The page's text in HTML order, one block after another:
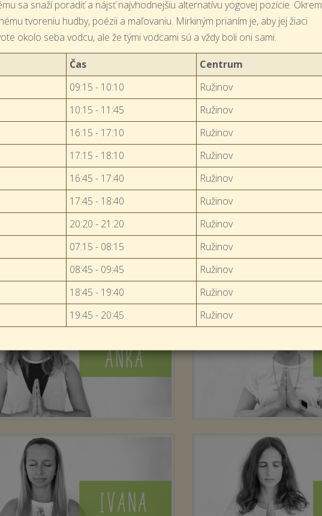
sa snaží poradiť a nájsť najvhodnejšiu alternatívu yogovej pozície. Okrem
tvoreniu hudby, poézii a maľovaniu. Mirkiným prianím je, aby jej žiaci
okolo seba vodcu, ale že tými vodcami sú a vždy boli oni sami.
Čas
Centrum
09:15 - 10:10
Ružinov
10:15 - 11:45
Ružinov
16:15 - 17:10
Ružinov
17:15 - 18:10
Ružinov
16:45 - 17:40
Ružinov
17:45 - 18:40
Ružinov
20:20 - 21:20
Ružinov
07:15 - 08:15
Ružinov
08:45 - 09:45
Ružinov
18:45 - 19:40
Ružinov
19:45 - 20:45 Ružinov